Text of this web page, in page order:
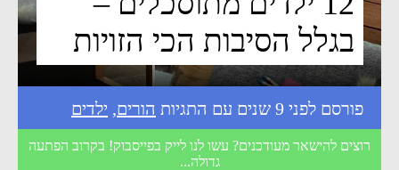
בגלל הסיבות הכי הזויות
פורסם לפני 9 שנים עם התגיות הורים, ילדים
רוצים להישאר מעודכנים? עשו לנו לייק בפייסבוק! בקרוב הפתעה
גדולה...